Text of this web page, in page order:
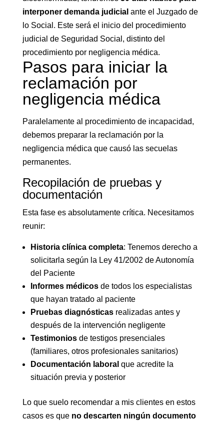
interponer demanda judicial ante el Juzgado de
lo Social. Este será el inicio del procedimiento
judicial de Seguridad Social, distinto del
procedimiento por negligencia médica.
Pasos para iniciar la
reclamación por
negligencia médica
Paralelamente al procedimiento de incapacidad,
debemos preparar la reclamación por la
negligencia médica que causó las secuelas
permanentes.
Recopilación de pruebas y
documentación
Esta fase es absolutamente crítica. Necesitamos
reunir:
Historia clínica completa: Tenemos derecho a
solicitarla según la Ley 41/2002 de Autonomía
del Paciente
Informes médicosde todos los especialistas
que hayan tratado al paciente
Pruebas diagnósticasrealizadas antes y
después de la intervención negligente
Testimoniosde testigos presenciales
(familiares, otros profesionales sanitarios)
Documentación laboral que acredite la
situación previa y posterior
Lo que suelo recomendar a mis clientes en estos
casos es que no descarten ningún documento